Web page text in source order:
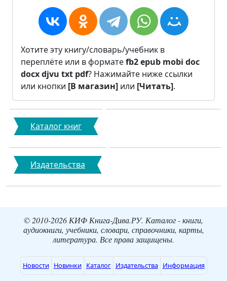
Хотите эту книгу/словарь/учебник в
переплёте или в форматеfb2epub mobi doc
docxdjvu txt pdf? Нажимайте ниже ссылки
или кнопки [В магазин] или [Читать].
Каталог книг
Издательства
© 2010-2026 КИФ Книга-Дива.РУ. Каталог - книги,
аудиокниги, учебники, словари, справочники, карты,
литература. Все права защищены.
Новости Новинки Каталог Издательства Информация